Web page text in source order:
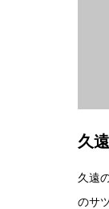
久
久遠
のサ